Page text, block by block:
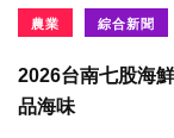
農業 綜合新聞
2026台南七股海
品海味